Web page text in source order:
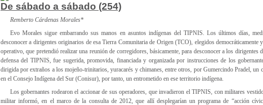
De sábado a sábado (254)
Remberto Cárdenas Morales*
Evo Morales sigue embarrando sus manos en asuntos indígenas del TIPNIS. Los últimos días,
desconocer a dirigentes originarios de esa Tierra Comunitaria de Origen (TCO), elegidos democráticamente
operativo, que pretendió realizar una reunión de corregidores, básicamente, para desconocer a los
defensa del TIPNIS, fue sugerida, promovida, financiada y organizada por instrucciones de los
dirigida por extraños a los mojeño-trinitarios, yuracarés y chimanes, entre otros, por Gumercindo Pradel, un
en el Consejo Indígena del Sur (Conisur), por tanto, un entrometido en ese territorio indígena.
Los gobernantes rodearon el accionar de sus operadores, que invadieron el TIPNIS, con militares
militar informó, en el marco de la consulta de 2012, que allí desplegarían un programa de “acción